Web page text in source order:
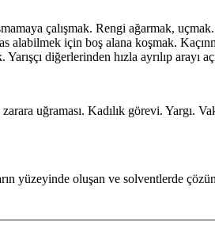
çalışmak. Rengi ağarmak,
için boş alana koşmak.
diğerlerinden hızla ayrılıp arayı
uğraması. Kadılık görevi. Yargı.
yüzeyinde oluşan ve solventlerde